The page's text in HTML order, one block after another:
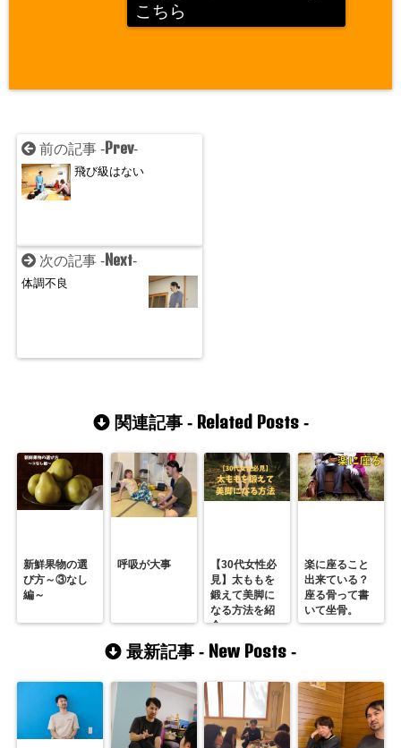
こちら
前の記事 -Prev-
飛び級はない
次の記事 -Next-
体調不良
関連記事 - Related Posts-
新鮮果物の選
び方～③なし
編～
呼吸が大事
【30代女性必
見】太ももを
鍛えて美脚に
なる方法を紹
介
楽に座ること
出来ている？
座る骨って書
いて坐骨。
最新記事 - New Posts -